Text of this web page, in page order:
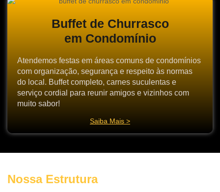
Buffet de Churrasco
em Condomínio
Atendemos festas em áreas comuns de condomínios
com organização, segurança e respeito às normas
do local. Buffet completo, carnes suculentas e
serviço cordial para reunir amigos e vizinhos com
muito sabor!
Saiba Mais >
Nossa Estrutura